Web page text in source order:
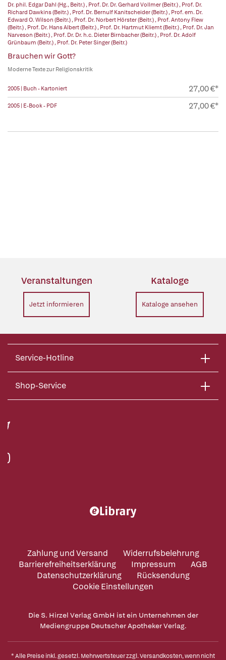
Dr. phil. Edgar Dahl (Hg., Beitr.) , Prof. Dr. Dr. Gerhard Vollmer (Beitr.) , Prof. Dr.
Richard Dawkins (Beitr.) , Prof. Dr. Bernulf Kanitscheider (Beitr.) , Prof. em. Dr.
Edward O. Wilson (Beitr.) , Prof. Dr. Norbert Hörster (Beitr.) , Prof. Antony Flew
(Beitr.) , Prof. Dr. Hans Albert (Beitr.) , Prof. Dr. Hartmut Kliemt (Beitr.) , Prof. Dr. Jan
Narveson (Beitr.) , Prof. Dr. Dr. h.c. Dieter Birnbacher (Beitr.) , Prof. Dr. Adolf
Grünbaum (Beitr.) , Prof. Dr. Peter Singer (Beitr.)
Brauchen wir Gott?
Moderne Texte zur Religionskritik
2005 | Buch - Kartoniert 27,00 €*
2005 | E-Book - PDF 27,00 €*
Veranstaltungen
Jetzt informieren
Kataloge
Kataloge ansehen
Service-Hotline
Shop-Service
Zahlung und Versand
Widerrufsbelehrung
Barrierefreiheitserklärung
Impressum
AGB
Datenschutzerklärung
Rücksendung
Cookie Einstellungen
Die S. Hirzel Verlag GmbH ist ein Unternehmen der
Mediengruppe Deutscher Apotheker Verlag.
* Alle Preise inkl. gesetzl. Mehrwertsteuer zzgl.Versandkosten, wenn nicht